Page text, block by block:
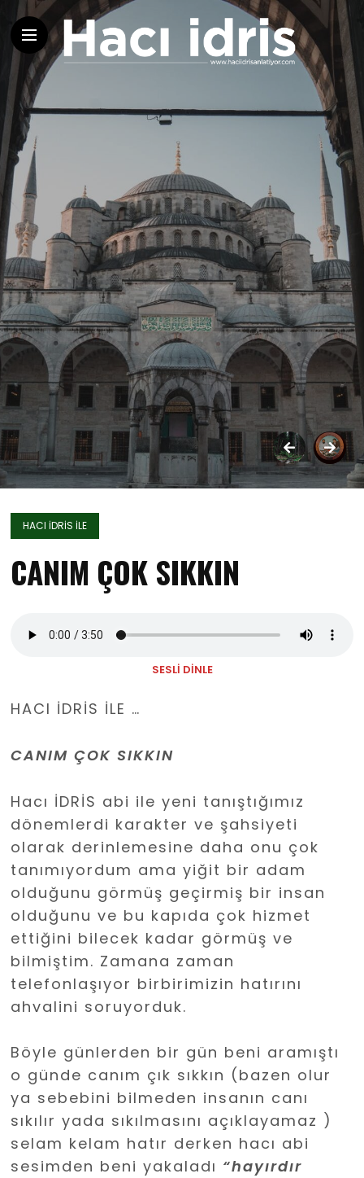
HACI İDRIS İLE
CANIM ÇOK SIKKIN
SESLİ DİNLE
HACI İDRİS İLE …
CANIM ÇOK SIKKIN
Hacı İDRİS abi ile yeni tanıştığımız
dönemlerdi karakter ve şahsiyeti
olarak derinlemesine daha onu çok
tanımıyordum ama yiğit bir adam
olduğunu görmüş geçirmiş bir insan
olduğunu ve bu kapıda çok hizmet
ettiğini bilecek kadar görmüş ve
bilmiştim. Zamana zaman
telefonlaşıyor birbirimizin hatırını
ahvalini soruyorduk.
Böyle günlerden bir gün beni aramıştı
o günde canım çık sıkkın (bazen olur
ya sebebini bilmeden insanın canı
sıkılır yada sıkılmasını açıklayamaz )
selam kelam hatır derken hacı abi
sesimden beni yakaladı “hayırdır